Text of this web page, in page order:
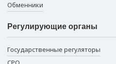
Обменники
Регулирующие органы
Государственные регуляторы